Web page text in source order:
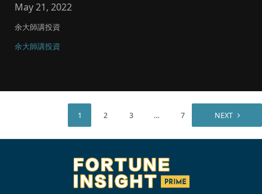
May 21, 2022
余大師講投資
余大師講投資
1 2 3 … 7 NEXT